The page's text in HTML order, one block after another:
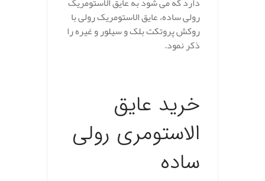
رولی ساده، عایق الاستومریک رولی با
روکش پروتکت بلک و سیلور و غیره را
ذکر نمود.
خرید عایق
الاستومری رولی
ساده